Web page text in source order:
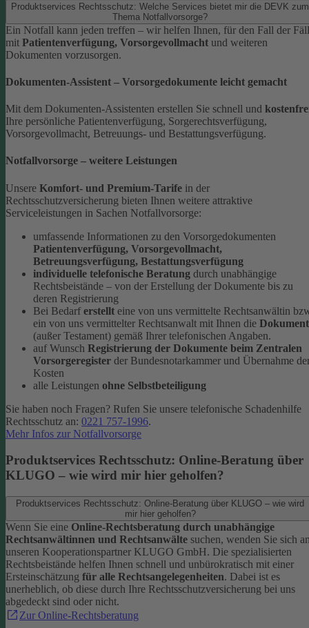
Produktservices Rechtsschutz: Welche Services bietet mir die DEVK zum
Thema Notfallvorsorge?
Ein Notfall kann jeden treffen – wir helfen Ihnen, für den Fall der
mit Patientenverfügung, Vorsorgevollmacht und weiteren
Dokumenten vorzusorgen.
Dokumenten-Assistent – Vorsorgedokumente leicht gemacht
Mit dem Dokumenten-Assistenten erstellen Sie schnell und
Ihre persönliche Patientenverfügung, Sorgerechtsverfügung,
Vorsorgevollmacht, Betreuungs- und Bestattungsverfügung.
Notfallvorsorge – weitere Leistungen
Unsere Komfort- und Premium-Tarife in der
Rechtsschutzversicherung bieten Ihnen weitere attraktive
Serviceleistungen in Sachen Notfallvorsorge:
umfassende Informationen zu den Vorsorgedokumenten
Patientenverfügung, Vorsorgevollmacht,
Betreuungsverfügung, Bestattungsverfügung
individuelle telefonische Beratung durch unabhängige
Rechtsbeistände – von der Erstellung der Dokumente bis zu
deren Registrierung
Bei Bedarf erstellt eine von uns vermittelte Rechtsanwältin
ein von uns vermittelter Rechtsanwalt mit Ihnen die
(außer Testament) gemäß Ihrer telefonischen Angaben.
auf Wunsch Registrierung der Dokumente beim Zentralen
Vorsorgeregister der Bundesnotarkammer und Übernahme
Kosten
alle Leistungen ohne Selbstbeteiligung
Sie haben noch Fragen? Rufen Sie unsere telefonische Schadenhilfe
Rechtsschutz an: 0221 757-1996.
Mehr Infos zur Notfallvorsorge
Produktservices Rechtsschutz: Online-Beratung über
KLUGO – wie wird mir hier geholfen?
Produktservices Rechtsschutz: Online-Beratung über KLUGO – wie wird
mir hier geholfen?
Wenn Sie eine Online-Rechtsberatung durch unabhängige
Rechtsanwältinnen und Rechtsanwälte suchen, wenden Sie sich
unseren Kooperationspartner KLUGO GmbH. Die spezialisierten
Rechtsbeistände helfen Ihnen schnell und unbürokratisch mit einer
Ersteinschätzung für alle Rechtsangelegenheiten. Dabei ist es
unerheblich, ob diese durch Ihre Rechtsschutzversicherung bei uns
abgedeckt sind oder nicht.
Zur Online-Rechtsberatung